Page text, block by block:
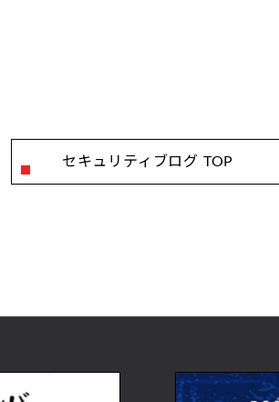
セキュリティブログ TOP